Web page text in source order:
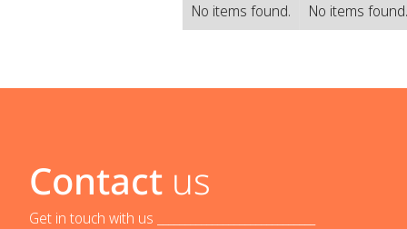
No items found. No items
Contact us
Get in touch with us _____________________________